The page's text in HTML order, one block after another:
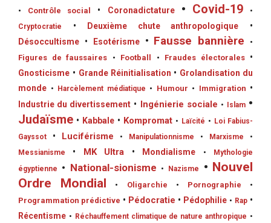
•
Contrôle social • Coronadictature • Covid-19
•
Cryptocratie
• Deuxième chute anthropologique
•
Désoccultisme
• Esotérisme • Fausse bannière
•
Figures de faussaires
• Football • Fraudes électorales
•
Gnosticisme • Grande Réinitialisation • Grolandisation du
monde • Harcèlement médiatique • Humour • Immigration •
Industrie du divertissement • Ingénierie sociale • Islam •
Judaïsme • Kabbale • Kompromat • Laïcité • Loi Fabius-
Gayssot
• Luciférisme • Manipulationnisme • Marxisme
•
Messianisme
• MK Ultra • Mondialisme •
Mythologie
égyptienne
• National-sionisme • Nazisme • Nouvel
Ordre Mondial
• Oligarchie • Pornographie
•
Programmation prédictive • Pédocratie • Pédophilie • Rap •
Récentisme • Réchauffement climatique de nature anthropique •